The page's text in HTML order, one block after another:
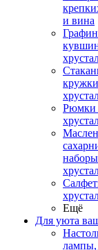
и вина
кружки
Рюмки
Ещё
Для уюта